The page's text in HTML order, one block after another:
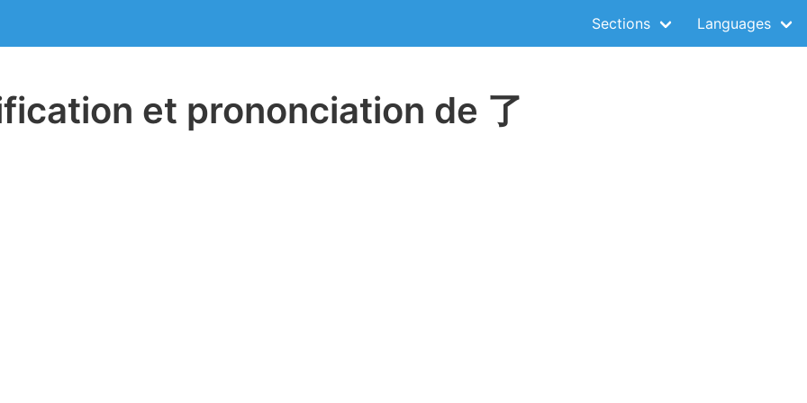
Sections Languages
et prononciation de 了